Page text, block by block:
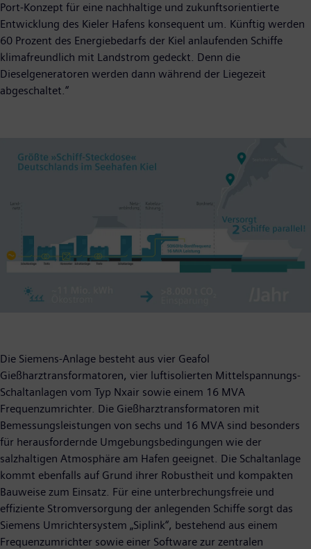
Port-Konzept für eine nachhaltige und zukunftsorientierte
Entwicklung des Kieler Hafens konsequent um. Künftig werden
60 Prozent des Energiebedarfs der Kiel anlaufenden Schiffe
klimafreundlich mit Landstrom gedeckt. Denn die
Dieselgeneratoren werden dann während der Liegezeit
abgeschaltet.“
Die Siemens-Anlage besteht aus vier Geafol
Gießharztransformatoren, vier luftisolierten Mittelspannungs-
Schaltanlagen vom Typ Nxair sowie einem 16 MVA
Frequenzumrichter. Die Gießharztransformatoren mit
Bemessungsleistungen von sechs und 16 MVA sind besonders
für herausfordernde Umgebungsbedingungen wie der
salzhaltigen Atmosphäre am Hafen geeignet. Die Schaltanlage
kommt ebenfalls auf Grund ihrer Robustheit und kompakten
Bauweise zum Einsatz. Für eine unterbrechungsfreie und
effiziente Stromversorgung der anlegenden Schiffe sorgt das
Siemens Umrichtersystem „Siplink“, bestehend aus einem
Frequenzumrichter sowie einer Software zur zentralen